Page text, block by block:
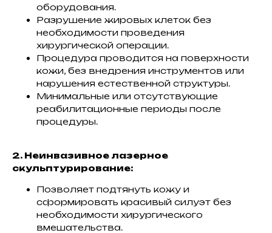
оборудования.
Разрушение жировых клеток без
необходимости проведения
хирургической операции.
Процедура проводится на поверхности
кожи, без внедрения инструментов или
нарушения естественной структуры.
Минимальные или отсутствующие
реабилитационные периоды после
процедуры.
2. Неинвазивное лазерное
скульптурирование:
Позволяет подтянуть кожу и
сформировать красивый силуэт без
необходимости хирургического
вмешательства.